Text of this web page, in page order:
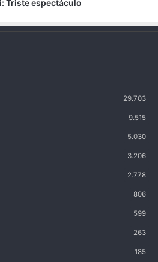
Triste espectáculo
29.703
9.515
5.030
3.206
2.778
806
599
263
185